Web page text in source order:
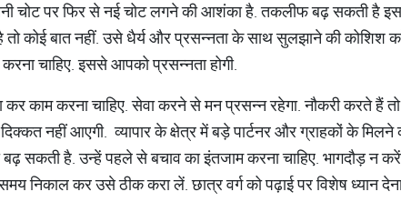
चोट पर फिर से नई चोट लगने की आशंका है. तकलीफ बढ़ सकती है
है तो कोई बात नहीं. उसे धैर्य और प्रसन्नता के साथ सुलझाने की कोशिश
चाहिए. इससे आपको प्रसन्नता होगी.
कर काम करना चाहिए. सेवा करने से मन प्रसन्न रहेगा. नौकरी करते
नहीं आएगी. व्यापार के क्षेत्र में बड़े पार्टनर और ग्राहकों के मिलने
बढ़ सकती है. उन्हें पहले से बचाव का इंतजाम करना चाहिए. भागदौड़ न
कर उसे ठीक करा लें. छात्र वर्ग को पढ़ाई पर विशेष ध्यान